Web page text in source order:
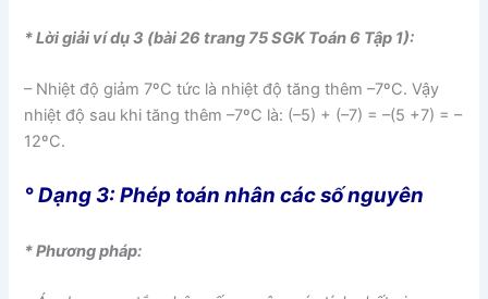
* Lời giải ví dụ 3 (bài 26 trang 75 SGK Toán 6 Tập 1):
– Nhiệt độ giảm 7ºC tức là nhiệt độ tăng thêm –7ºC. Vậy
nhiệt độ sau khi tăng thêm –7ºC là: (–5) + (–7) = –(5 +7) = –
12ºC.
° Dạng 3: Phép toán nhân các số nguyên
* Phương pháp: